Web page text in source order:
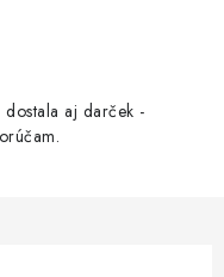
aj darček -